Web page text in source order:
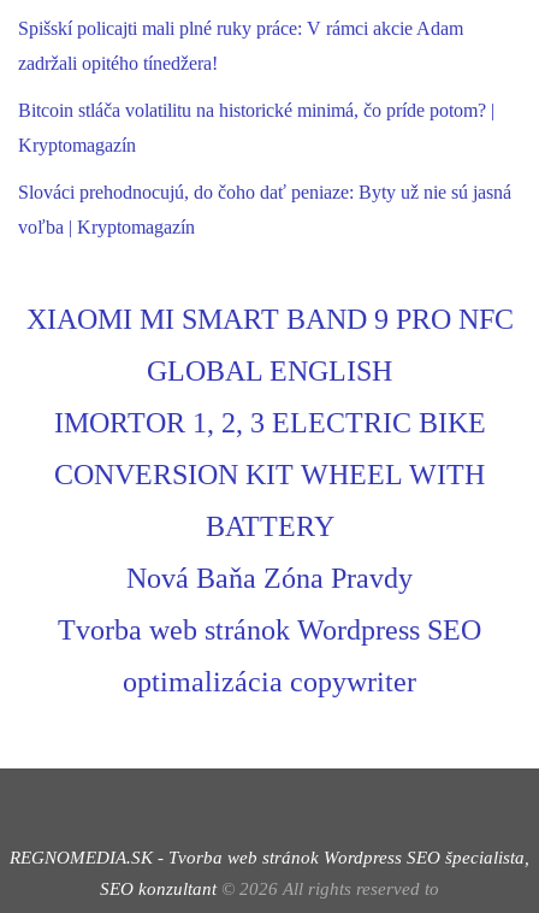
Spišskí policajti mali plné ruky práce: V rámci akcie Adam
zadržali opitého tínedžera!
Bitcoin stláča volatilitu na historické minimá, čo príde potom? |
Kryptomagazín
Slováci prehodnocujú, do čoho dať peniaze: Byty už nie sú jasná
voľba | Kryptomagazín
XIAOMI MI SMART BAND 9 PRO NFC
GLOBAL ENGLISH
IMORTOR 1, 2, 3 ELECTRIC BIKE
CONVERSION KIT WHEEL WITH
BATTERY
Nová Baňa Zóna Pravdy
Tvorba web stránok Wordpress SEO
optimalizácia copywriter
REGNOMEDIA.SK - Tvorba web stránok Wordpress SEO špecialista,
SEO konzultant© 2026 All rights reserved to